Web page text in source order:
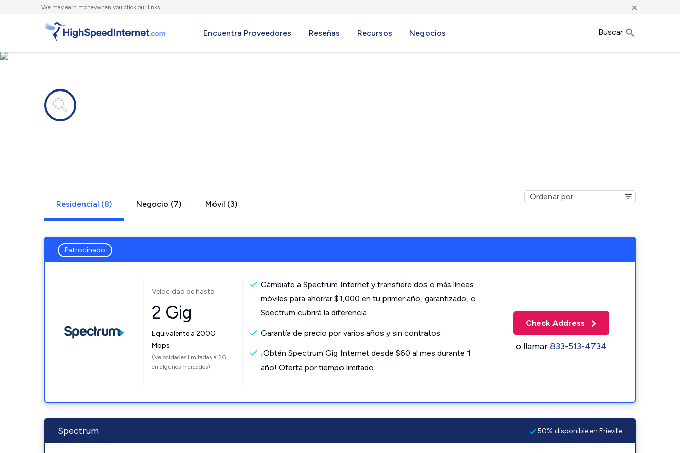
We may earn moneywhen you click our links. ×
Encuentra Proveedores Reseñas Recursos Negocios Buscar
Residencial (8) Negocio (7) Móvil (3)
Patrocinado
Velocidad de hasta
2 Gig
Equivalente a 2000
Mbps
(Velocidades limitadas a 2G
en algunos mercados)
Cámbiate a Spectrum Internet y transfiere dos o más líneas
móviles para ahorrar $1,000 en tu primer año, garantizado, o
Spectrum cubrirá la diferencia.
Garantía de precio por varios años y sin contratos.
¡Obtén Spectrum Gig Internet desde $60 al mes durante 1
año! Oferta por tiempo limitado.
Check Address
o llamar833-513-4734
Spectrum 50% disponible en Erieville